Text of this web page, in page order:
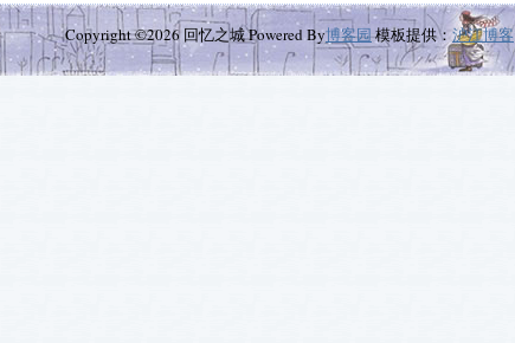
Copyright ©2026 回忆之城 Powered By博客园模板提供： 沪江博客